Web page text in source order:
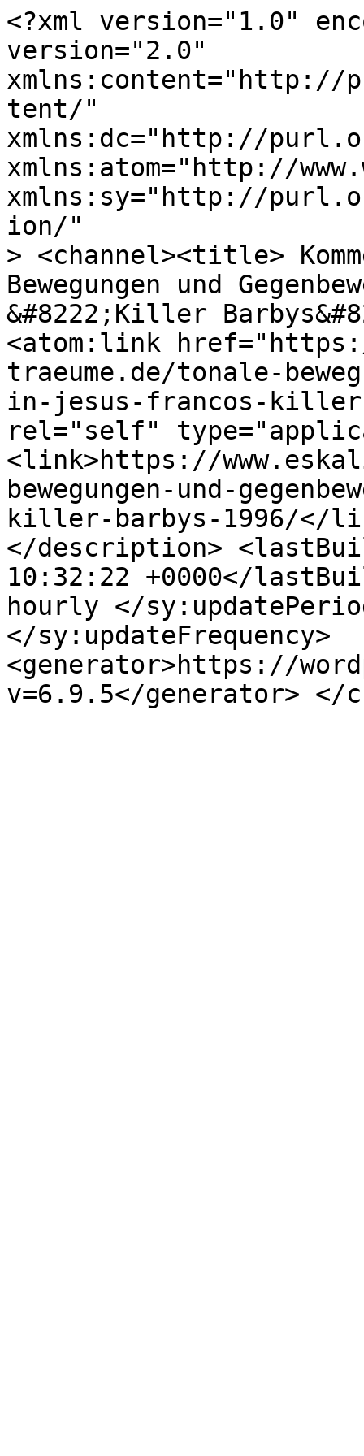
<?xml version="1.0"
version="2.0"
xmlns:content="http://
tent/"
xmlns:dc="http://
xmlns:atom="http://
xmlns:sy="http://
ion/"
> <channel><title>
Bewegungen und
&#8222;Killer
<atom:link
traeume.de/tonale-
in-jesus-francos-
rel="self"
<link>https://
bewegungen-und-
killer-barbys-1996/</
</description>
10:32:22 +0000</
hourly </
</sy:updateFrequency>
<generator>https://
v=6.9.5</generator> </